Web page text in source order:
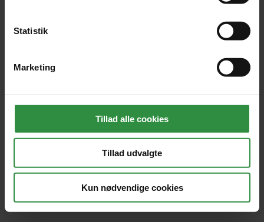
Statistik
Marketing
Tillad alle cookies
Tillad udvalgte
Kun nødvendige cookies
| E-mail:
CVR-nummer: 30544382